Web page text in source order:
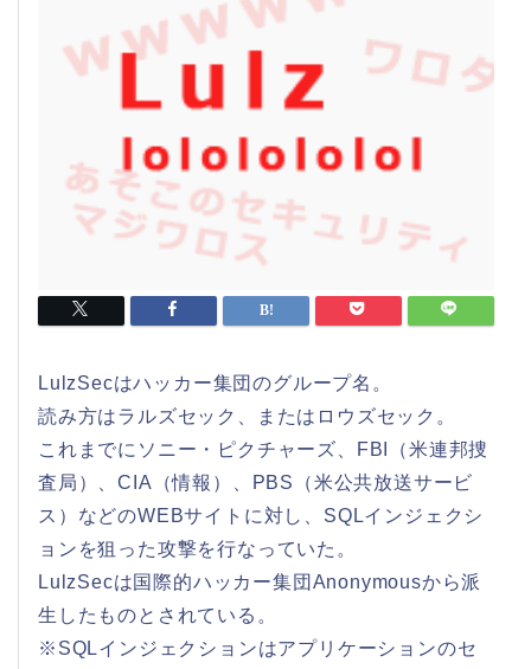
LulzSecはハッカー集団のグループ名。
読み方はラルズセック、またはロウズセック。
これまでにソニー・ピクチャーズ、FBI（米連邦捜
査局）、CIA（情報）、PBS（米公共放送サービ
ス）などのWEBサイトに対し、SQLインジェクシ
ョンを狙った攻撃を行なっていた。
LulzSecは国際的ハッカー集団Anonymousから派
生したものとされている。
※SQLインジェクションはアプリケーションのセ